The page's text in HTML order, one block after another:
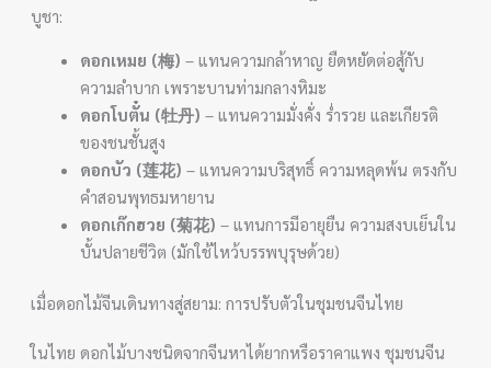
บูชา:
ดอกเหมย (梅) – แทนความกล้าหาญ ยืดหยัดต่อสู้กับ
ความลำบาก เพราะบานท่ามกลางหิมะ
ดอกโบตั๋น (牡丹) – แทนความมั่งคั่ง ร่ำรวย และเกียรติ
ของชนชั้นสูง
ดอกบัว (莲花) – แทนความบริสุทธิ์ ความหลุดพ้น ตรงกับ
คำสอนพุทธมหายาน
ดอกเก๊กฮวย (菊花) – แทนการมีอายุยืน ความสงบเย็นใน
บั้นปลายชีวิต (มักใช้ไหว้บรรพบุรุษด้วย)
เมื่อดอกไม้จีนเดินทางสู่สยาม: การปรับตัวในชุมชนจีนไทย
ในไทย ดอกไม้บางชนิดจากจีนหาได้ยากหรือราคาแพง ชุมชนจีน